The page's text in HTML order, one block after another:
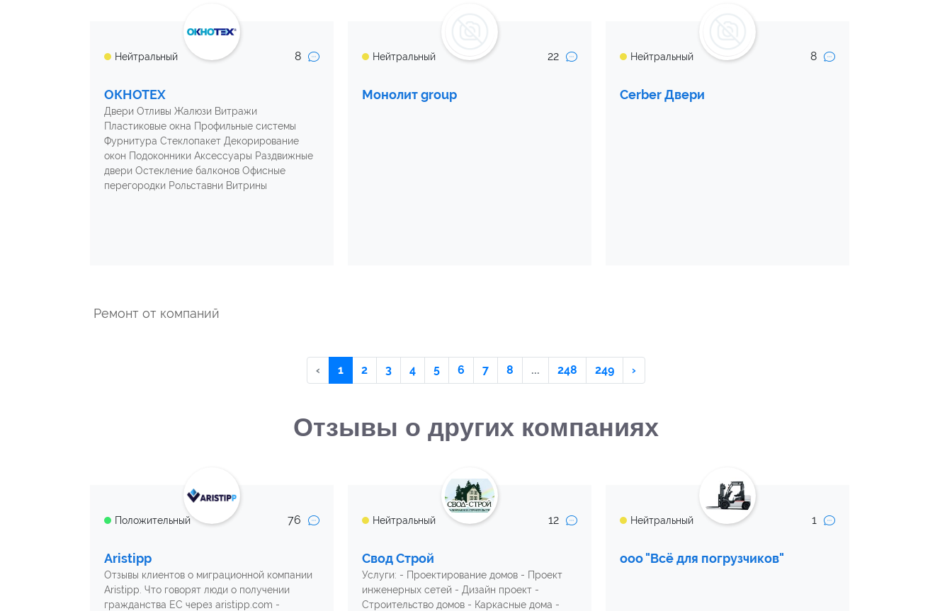
Нейтральный 8
ОКНОТЕХ
Двери Отливы Жалюзи Витражи
Пластиковые окна Профильные системы
Фурнитура Стеклопакет Декорирование
окон Подоконники Аксессуары Раздвижные
двери Остекление балконов Офисные
перегородки Рольставни Витрины
Нейтральный 22
Монолит group
Нейтральный 8
Cerber Двери
Ремонт от компаний
‹ 1 2 3 4 5 6 7 8 ... 248 249 ›
Отзывы о других компаниях
Положительный 76
Aristipp
Отзывы клиентов о миграционной компании
Aristipp. Что говорят люди о получении
гражданства ЕС через aristipp.com -
Нейтральный 12
Свод Строй
Услуги: - Проектирование домов - Проект
инженерных сетей - Дизайн проект -
Строительство домов - Каркасные дома -
Нейтральный 1
ооо "Всё для погрузчиков"